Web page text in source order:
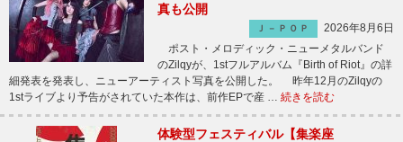
真も公開
Ｊ－ＰＯＰ
2026年8月6日
ポスト・メロディック・ニューメタルバンド
のZilqyが、1stフルアルバム『Birth of Riot』の詳
細発表を発表し、ニューアーティスト写真を公開した。 昨年12月のZilqyの
1stライブより予告がされていた本作は、前作EPで産 … 続きを読む
体験型フェスティバル【集楽座